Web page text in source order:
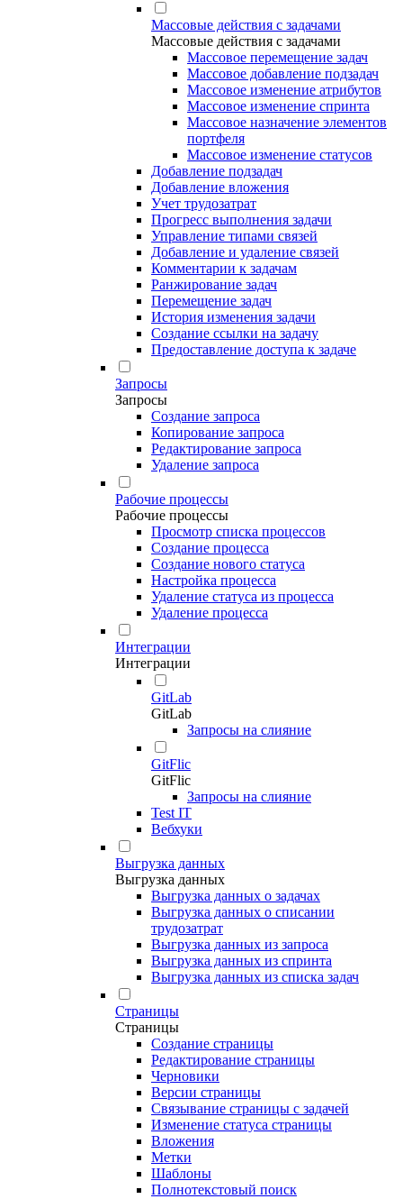
Массовые действия с задачами
Массовые действия с задачами
Массовое перемещение задач
Массовое добавление подзадач
Массовое изменение атрибутов
Массовое изменение спринта
Массовое назначение элементов
портфеля
Массовое изменение статусов
Добавление подзадач
Добавление вложения
Учет трудозатрат
Прогресс выполнения задачи
Управление типами связей
Добавление и удаление связей
Комментарии к задачам
Ранжирование задач
Перемещение задач
История изменения задачи
Создание ссылки на задачу
Предоставление доступа к задаче
Запросы
Запросы
Создание запроса
Копирование запроса
Редактирование запроса
Удаление запроса
Рабочие процессы
Рабочие процессы
Просмотр списка процессов
Создание процесса
Создание нового статуса
Настройка процесса
Удаление статуса из процесса
Удаление процесса
Интеграции
Интеграции
GitLab
GitLab
Запросы на слияние
GitFlic
GitFlic
Запросы на слияние
Test IT
Вебхуки
Выгрузка данных
Выгрузка данных
Выгрузка данных о задачах
Выгрузка данных о списании
трудозатрат
Выгрузка данных из запроса
Выгрузка данных из спринта
Выгрузка данных из списка задач
Страницы
Страницы
Создание страницы
Редактирование страницы
Черновики
Версии страницы
Связывание страницы с задачей
Изменение статуса страницы
Вложения
Метки
Шаблоны
Полнотекстовый поиск